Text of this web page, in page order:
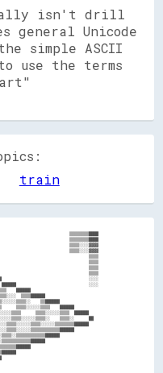
isn't drill
general Unicode
simple ASCII
use the terms
train
▒▒▒▒▒▒▒▒████
▒▒▒▒▒▒▒▒████
▒▒▒▒░░░░▓▓▓▓
▒▒▒▒░░░░▓▓▓▓
▒▒▒▒
▒▒▒▒
▒▒▒▒
▒▒▒▒
░░░░
░░░░
██████
▒▒▒▒██████
▒▒██████
▒▒▒▒░░░░░░▒▒▒▒    ██████
▒▒▒▒░░░░░░▒▒▒▒  ██████
▒▒▒▒░░      ██
██▒▒▒▒▒▒▒▒██████